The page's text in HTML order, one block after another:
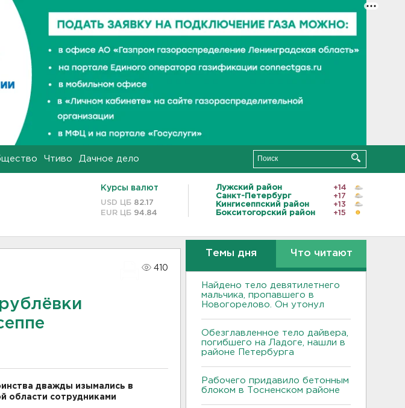
Чтиво Дачное дело
Курсы валют
USD ЦБ 82.17
EUR ЦБ 94.84
Лужский район
+14
Санкт-Петербург
+17
Кингисеппский район
+13
Бокситогорский район
+15
410
дважды изымались в
области сотрудниками
Темы дня Что читают
Найдено тело девятилетнего
мальчика, пропавшего в
Новогорелово. Он утонул
Обезглавленное тело дайвера,
погибшего на Ладоге, нашли в
районе Петербурга
Рабочего придавило бетонным
блоком в Тосненском районе